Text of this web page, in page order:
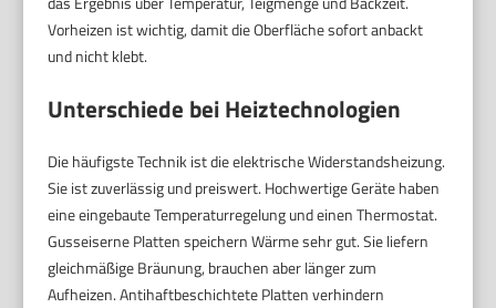
Vorheizen ist wichtig, damit die Oberfläche sofort anbackt
und nicht klebt.
Unterschiede bei Heiztechnologien
Die häufigste Technik ist die elektrische Widerstandsheizung.
Sie ist zuverlässig und preiswert. Hochwertige Geräte haben
eine eingebaute Temperaturregelung und einen Thermostat.
Gusseiserne Platten speichern Wärme sehr gut. Sie liefern
gleichmäßige Bräunung, brauchen aber länger zum
Aufheizen. Antihaftbeschichtete Platten verhindern